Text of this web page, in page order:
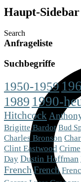
Haupt-Sidebar
Search
Anfrageliste
Suchbegriffe
1950-1959
1989 1990-
Hitchcock
Brigitte Bardot Bud
Charles Bronson
Clint Eastwood Crime
Day Dustin Hoffman
French French